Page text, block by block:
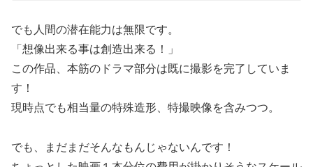
でも人間の潜在能力は無限です。
「想像出来る事は創造出来る！」
この作品、本筋のドラマ部分は既に撮影を完了していま
す！
現時点でも相当量の特殊造形、特撮映像を含みつつ。
でも、まだまだそんなもんじゃないんです！